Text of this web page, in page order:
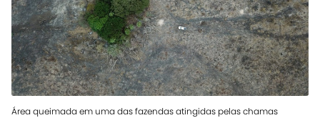
Área queimada em uma das fazendas atingidas pelas chamas